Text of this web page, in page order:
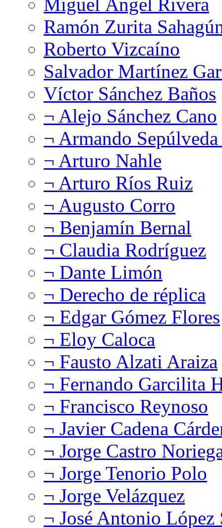
Ramón Zurita
Roberto Vizcaíno
Salvador Martínez
Víctor Sánchez Baños
¬ Alejo Sánchez Cano
¬ Armando
¬ Arturo Nahle
¬ Arturo Ríos Ruiz
¬ Augusto Corro
¬ Benjamín Bernal
¬ Claudia Rodríguez
¬ Dante Limón
¬ Derecho de réplica
¬ Edgar Gómez Flores
¬ Eloy Caloca
¬ Fausto Alzati Araiza
¬ Fernando Garcilita
¬ Francisco Reynoso
¬ Javier Cadena
¬ Jorge Castro
¬ Jorge Tenorio Polo
¬ Jorge Velázquez
¬ José Antonio López